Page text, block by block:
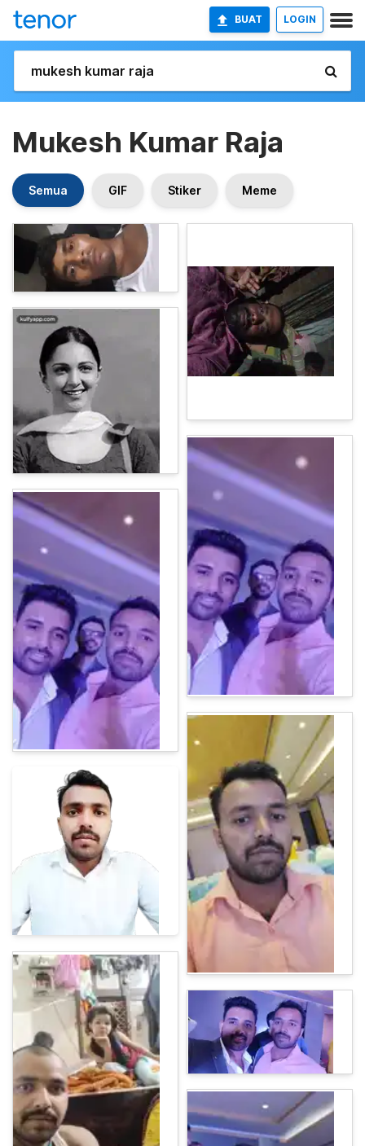
BUAT LOGIN
Mukesh Kumar Raja
Semua GIF Stiker Meme